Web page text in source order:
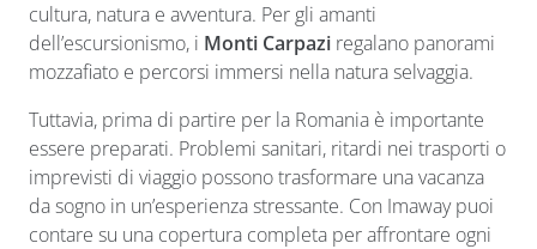
cultura, natura e avventura. Per gli amanti
dell’escursionismo, i Monti Carpazi regalano panorami
mozzafiato e percorsi immersi nella natura selvaggia.
Tuttavia, prima di partire per la Romania è importante
essere preparati. Problemi sanitari, ritardi nei trasporti o
imprevisti di viaggio possono trasformare una vacanza
da sogno in un’esperienza stressante. Con Imaway puoi
contare su una copertura completa per affrontare ogni